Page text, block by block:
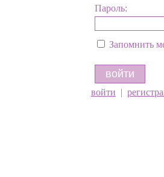
Пароль:
Запомнить
войти |